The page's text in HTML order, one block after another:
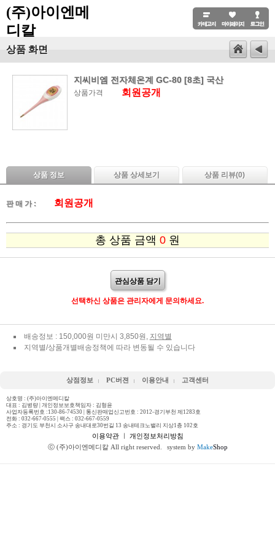
(주)아이엔메
디칼
상품 화면
지씨비엠 전자체온계 GC-80 [8초] 국산
상품가격 회원공개
상품 정보 상품 상세보기 상품 리뷰(0)
판 매 가 : 회원공개
총 상품 금액 0 원
관심상품 담기
선택하신 상품은 관리자에게 문의하세요.
배송정보 : 150,000원 미만시 3,850원, 지역별
지역별/상품개별배송정책에 따라 변동될 수 있습니다
상점정보 PC버젼 이용안내 고객센터
상호명 : (주)아이엔메디칼
대표 : 김병량 | 개인정보보호책임자 : 김형윤
사업자등록번호 :130-86-74530 | 통신판매업신고번호 : 2012-경기부천 제1283호
전화 : 032-667-0555 | 팩스 : 032-667-0559
주소 : 경기도 부천시 소사구 송내대로30번길 13 송내테크노밸리 지상1층 102호
이용약관ㅣ 개인정보처리방침
ⓒ (주)아이엔메디칼 All right reserved.
system by MakeShop